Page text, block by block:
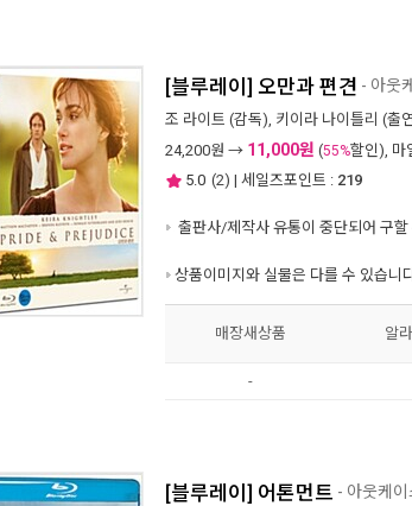
[블루레이] 오만과 편견 - 아웃
조 라이트 (감독), 키이라 나이틀리 (출
24,200원 → 11,000원 (55%할인), 마
5.0 (2) | 세일즈포인트 : 219
출판사/제작사 유통이 중단되어 구할
상품이미지와 실물은 다를 수 있습니
매장새상품 알
-
[블루레이] 어톤먼트 - 아웃케이